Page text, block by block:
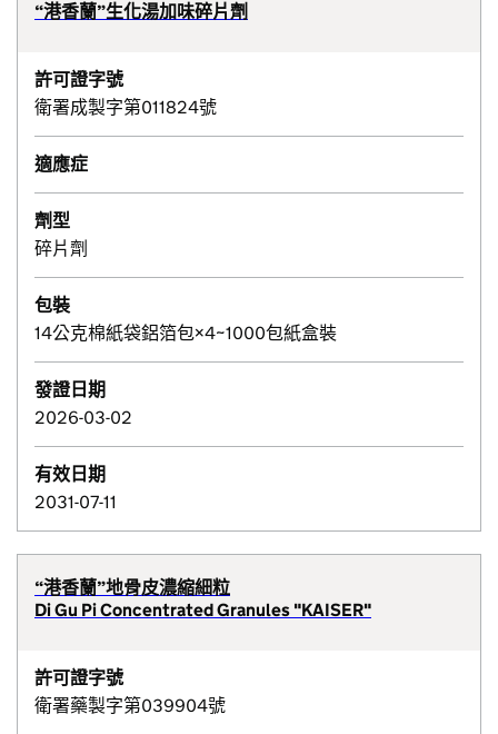
“港香蘭”生化湯加味碎片劑
許可證字號
衛署成製字第011824號
適應症
劑型
碎片劑
包裝
14公克棉紙袋鋁箔包×4~1000包紙盒裝
發證日期
2026-03-02
有效日期
2031-07-11
“港香蘭”地骨皮濃縮細粒
Di Gu Pi Concentrated Granules "KAISER"
許可證字號
衛署藥製字第039904號